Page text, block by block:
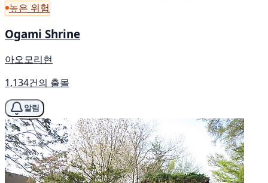
높은 위험
Ogami Shrine
아오모리현
1,134건의 출몰
알림